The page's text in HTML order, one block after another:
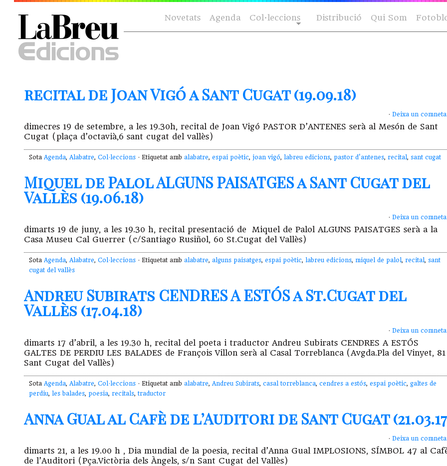
Novetats Agenda Col·leccions Distribució Qui Som
recital de Joan Vigó a Sant Cugat (19.09.18)
· Deixa un
dimecres 19 de setembre, a les 19.30h, recital de Joan Vigó PASTOR D’ANTENES serà al Mesón de Sant
Cugat (plaça d’octavià,6 sant cugat del vallès)
Sota Agenda, Alabatre, Col·leccions · Etiquetat amb alabatre, espai poètic, joan vigó, labreu edicions, pastor d'antenes, recital, sant cugat
Miquel de Palol ALGUNS PAISATGES a Sant Cugat del
Vallès (19.06.18)
· Deixa un
dimarts 19 de juny, a les 19.30 h, recital presentació de Miquel de Palol ALGUNS PAISATGES serà a la
Casa Museu Cal Guerrer (c/Santiago Rusiñol, 60 St.Cugat del Vallès)
Sota Agenda, Alabatre, Col·leccions · Etiquetat amb alabatre, alguns paisatges, espai poètic, labreu edicions, miquel de palol, recital, sant
cugat del vallès
Andreu Subirats CENDRES A ESTÓS a St.Cugat del
Vallès (17.04.18)
· Deixa un
dimarts 17 d’abril, a les 19.30 h, recital del poeta i traductor Andreu Subirats CENDRES A ESTÓS
GALTES DE PERDIU LES BALADES de François Villon serà al Casal Torreblanca (Avgda.Pla del Vinyet, 81
Sant Cugat del Vallès)
Sota Agenda, Alabatre, Col·leccions · Etiquetat amb alabatre, Andreu Subirats, casal torreblanca, cendres a estós, espai poètic, galtes de
perdiu, les balades, poesia, recitals, traductor
Anna Gual al Cafè de l’Auditori de Sant Cugat
· Deixa un
dimarts 21, a les 19.00 h , Dia mundial de la poesia, recital d’Anna Gual IMPLOSIONS, SÍMBOL 47 al
de l’Auditori (Pça.Victòria dels Àngels, s/n Sant Cugat del Vallès)